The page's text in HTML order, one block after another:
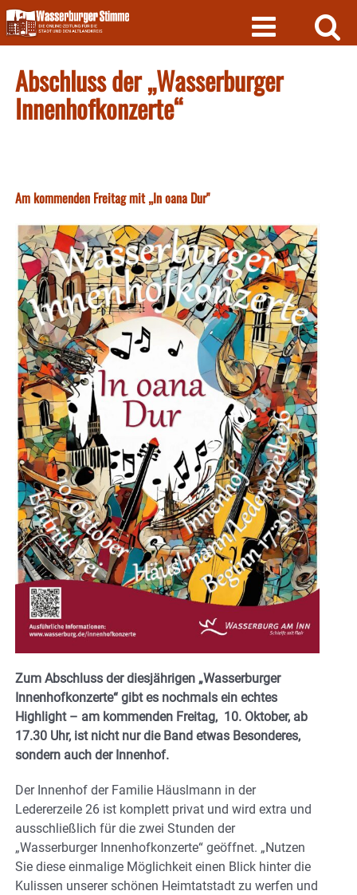
Skip
to
content
Abschluss der „Wasserburger
Innenhofkonzerte“
Am kommenden Freitag mit „In oana Dur"
Zum Abschluss der diesjährigen „Wasserburger
Innenhofkonzerte“ gibt es nochmals ein echtes
Highlight – am kommenden Freitag, 10. Oktober, ab
17.30 Uhr, ist nicht nur die Band etwas Besonderes,
sondern auch der Innenhof.
Der Innenhof der Familie Häuslmann in der
Ledererzeile 26 ist komplett privat und wird extra und
ausschließlich für die zwei Stunden der
„Wasserburger Innenhofkonzerte“ geöffnet. „Nutzen
Sie diese einmalige Möglichkeit einen Blick hinter die
Kulissen unserer schönen Heimtatstadt zu werfen und